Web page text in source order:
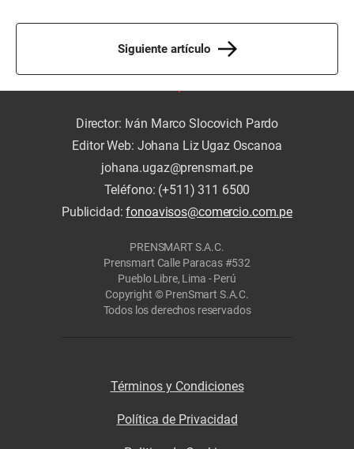
Siguiente artículo
Director: Iván Marco Slocovich Pardo
Editor Web: Johana Liz Ugaz Oscanoa
johana.ugaz@prensmart.pe
Teléfono: (+511) 311 6500
Publicidad:fonoavisos@comercio.com.pe
PRENSMART S.A.C.
Prensmart Calle Paracas #532
Pueblo Libre, Lima - Perú
Copyright © PrenSmart S.A.C.
Todos los derechos reservados
Términos y Condiciones
Política de Privacidad